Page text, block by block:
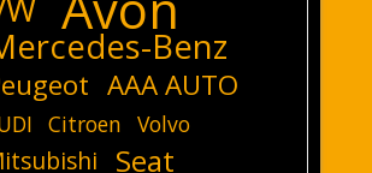
Benz
AAA AUTO
Citroen Volvo
Seat